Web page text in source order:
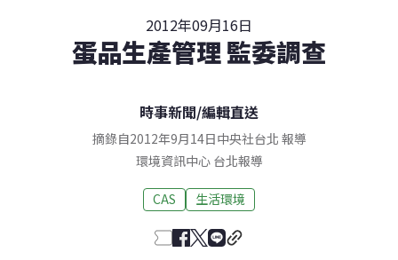
2012年09月16日
蛋品生產管理 監委調查
時事新聞/編輯直送
摘錄自2012年9月14日中央社台北 報導
環境資訊中心 台北報導
CAS 生活環境